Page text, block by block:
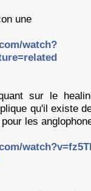
une
watch?
sur le
qu'il existe
les